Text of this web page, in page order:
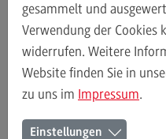
Berufsperspektiven
Kontakt
Advanced Practice in
Advanced Practice in
Rahmenbedingungen
gesammelt und
Verwendung der Cookies
widerrufen. Weitere
Website finden Sie in
zu uns im Impressum.
Einstellungen